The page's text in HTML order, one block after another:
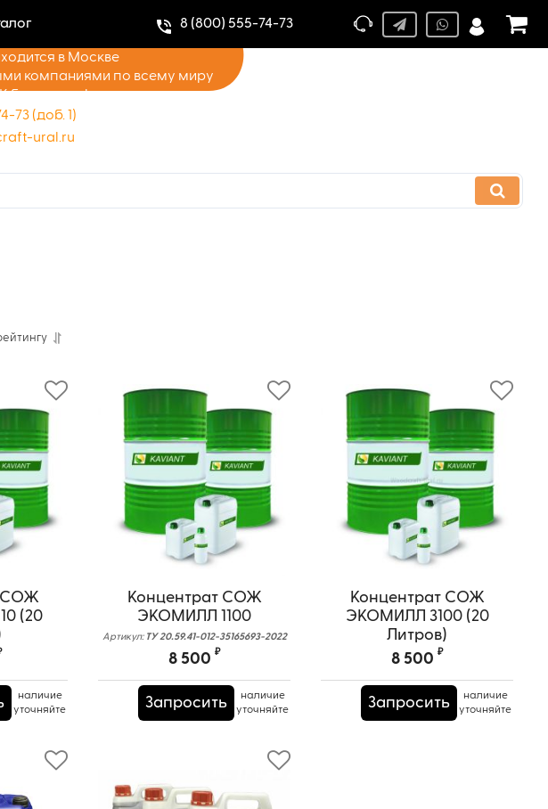
8 (800) 555-74-73
в Москве
компаниями по всему миру
бесплатно!
73 (доб. 1)
ural.ru
СОЖ
(20
наличие
уточняйте
Концентрат СОЖ
ЭКОМИЛЛ 1100
Артикул: ТУ 20.59.41-012-35165693-2022
8 500 ₽
Запросить
наличие
уточняйте
Концентрат СОЖ
ЭКОМИЛЛ 3100 (20
Литров)
8 500 ₽
Запросить
наличие
уточняйте